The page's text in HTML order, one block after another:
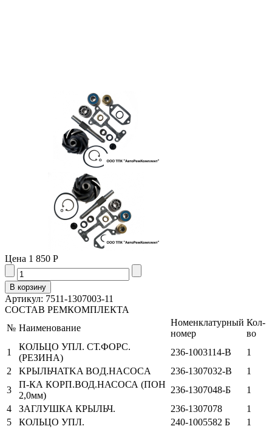
Цена 1 850 Р
Артикул: 7511-1307003-11
СОСТАВ РЕМКОМПЛЕКТА
№ Наименование
Номенклатурный
номер
Кол-
во
1
КОЛЬЦО УПЛ. СТ.ФОРС.
(РЕЗИНА)
236-1003114-В
1
2
KPЫЛЬЧATKA BOД.HACOCА 236-1307032-В
1
3
П-КА КОРП.ВОД.НАСОСА (ПОН
2,0мм)
236-1307048-Б
1
4
ЗАГЛУШКА КРЫЛЬЧ. 236-1307078
1
5
КОЛЬЦО УПЛ. 240-1005582 Б
1